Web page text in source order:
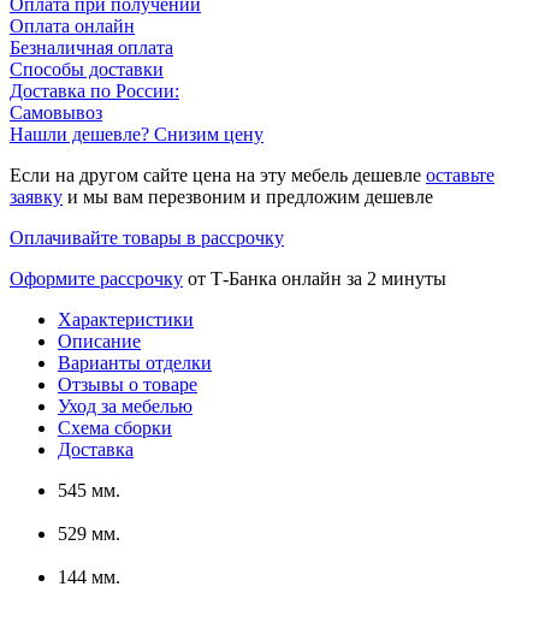
Оплата при получении
Оплата онлайн
Безналичная оплата
Способы доставки
Доставка по России:
Самовывоз
Нашли дешевле? Снизим цену
Если на другом сайте цена на эту мебель дешевле оставьте
заявку и мы вам перезвоним и предложим дешевле
Оплачивайте товары в рассрочку
Оформите рассрочку от Т-Банка онлайн за 2 минуты
Характеристики
Описание
Варианты отделки
Отзывы о товаре
Уход за мебелью
Схема сборки
Доставка
545 мм.
529 мм.
144 мм.